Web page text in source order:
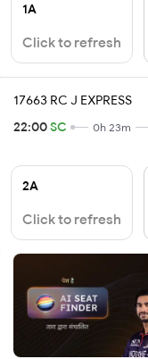
1A
Click to refresh
17663 RC J EXPRESS
22:00SC 0h 23m
2A
Click to refresh